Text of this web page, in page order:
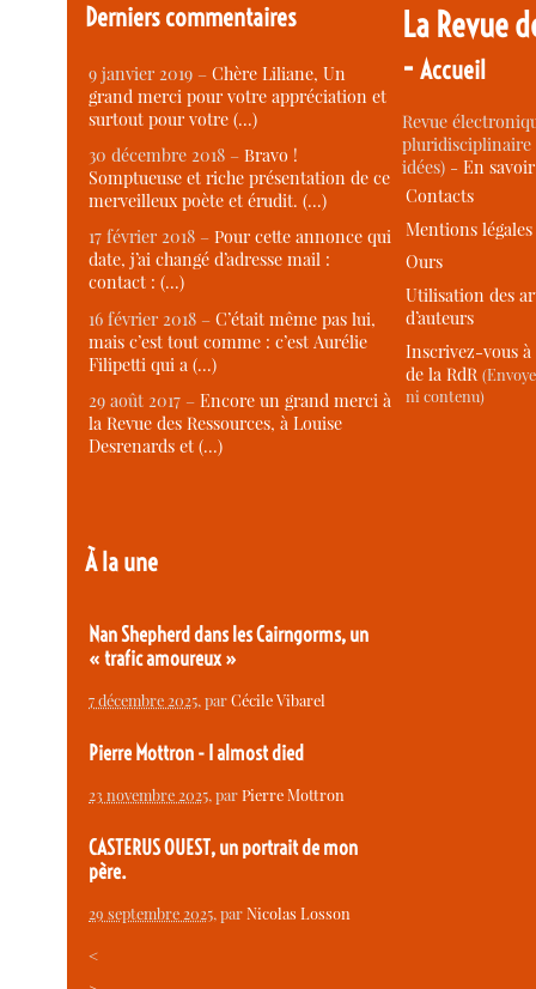
Derniers commentaires
9 janvier 2019 –Chère Liliane, Un
grand merci pour votre appréciation et
surtout pour votre (…)
30 décembre 2018 –Bravo !
Somptueuse et riche présentation de ce
merveilleux poète et érudit. (…)
17 février 2018 –Pour cette annonce qui
date, j’ai changé d’adresse mail :
contact : (…)
16 février 2018 –C’était même pas lui,
mais c’est tout comme : c’est Aurélie
Filipetti qui a (…)
29 août 2017 –Encore un grand merci à
la Revue des Ressources, à Louise
Desrenards et (…)
À la une
Nan Shepherd dans les Cairngorms, un
« trafic amoureux »
7 décembre 2025, parCécile Vibarel
Pierre Mottron - I almost died
23 novembre 2025, parPierre Mottron
CASTERUS OUEST, un portrait de mon
père.
29 septembre 2025, parNicolas Losson
<
La Revue
-Accueil
Revue
idées) -En
Contacts
Mentions légales
Ours
Utilisation des
d’auteurs
Inscrivez-vous
de la RdR
ni contenu)